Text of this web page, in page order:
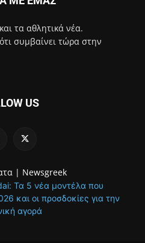
τα αθλητικά νέα.
συμβαίνει τώρα στην
US
| Newsgreek
Τα 5 νέα μοντέλα που
και οι προσδοκίες για την
αγορά